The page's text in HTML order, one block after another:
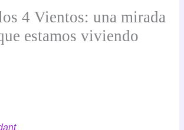
4 Vientos: una mirada
estamos viviendo